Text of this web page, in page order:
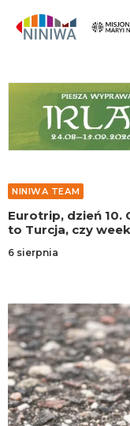
WYDARZENIA
O NAS
WSPÓLNOTA
NINIWA TEAM
FESTIWAL ŻYCIA
NINIWA BUD
SKLEP
KONTAKT
NINIWA TEAM
Eurotrip, dzień 10.
to Turcja, czy
6 sierpnia